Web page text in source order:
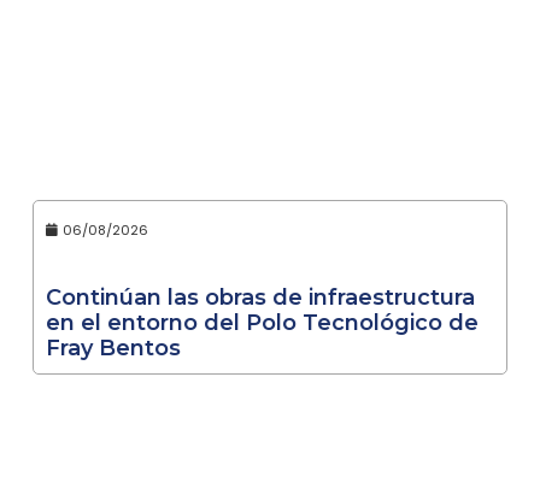
06/08/2026
Continúan las obras de infraestructura
en el entorno del Polo Tecnológico de
Fray Bentos